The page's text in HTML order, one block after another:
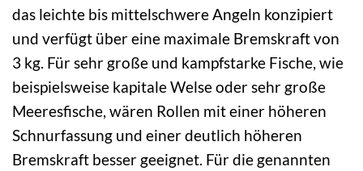
das leichte bis mittelschwere Angeln konzipiert
und verfügt über eine maximale Bremskraft von
3 kg. Für sehr große und kampfstarke Fische, wie
beispielsweise kapitale Welse oder sehr große
Meeresfische, wären Rollen mit einer höheren
Schnurfassung und einer deutlich höheren
Bremskraft besser geeignet. Für die genannten